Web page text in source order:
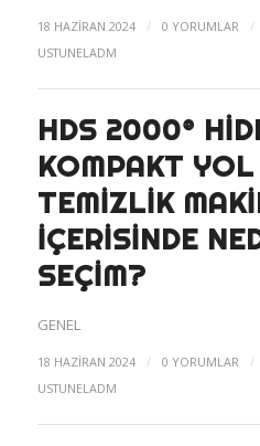
18 HAZIRAN 2024 / 0 YORUMLAR /
USTUNELADM
HDS 2000®
KOMPAKT YOL
TEMIZLIK
İÇERISINDE
SEÇIM?
GENEL
18 HAZIRAN 2024 / 0 YORUMLAR /
USTUNELADM